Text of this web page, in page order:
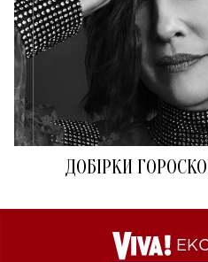
ДОБІРКИ